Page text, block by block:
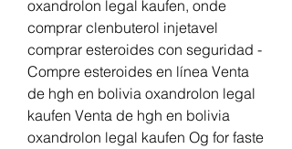
oxandrolon legal kaufen, onde
comprar clenbuterol injetavel
comprar esteroides con seguridad -
Compre esteroides en línea Venta
de hgh en bolivia oxandrolon legal
kaufen Venta de hgh en bolivia
oxandrolon legal kaufen Og for faste